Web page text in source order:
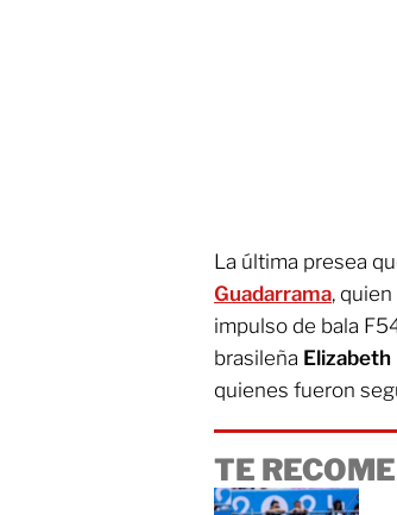
La última presea
Guadarrama,
impulso de bala
brasileña Elizabeth
quienes fueron
TE